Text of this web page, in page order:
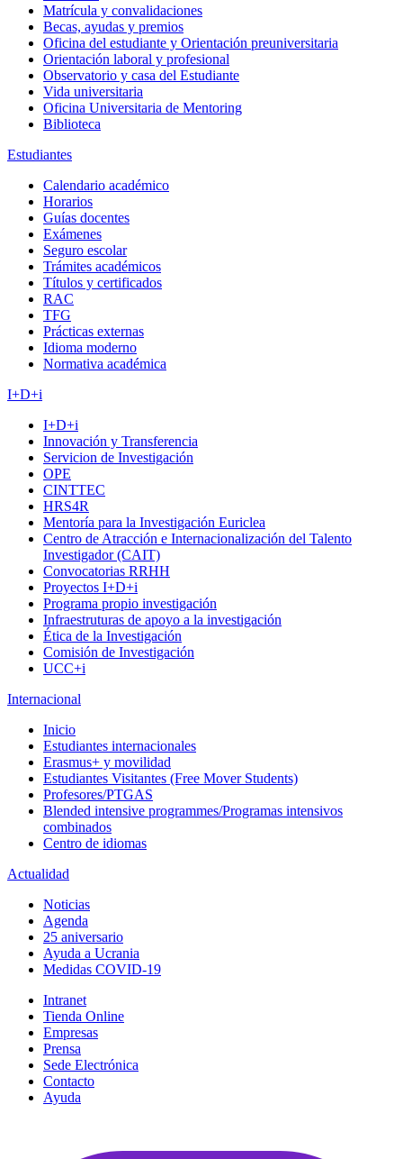
Matrícula y convalidaciones
Becas, ayudas y premios
Oficina del estudiante y Orientación preuniversitaria
Orientación laboral y profesional
Observatorio y casa del Estudiante
Vida universitaria
Oficina Universitaria de Mentoring
Biblioteca
Estudiantes
Calendario académico
Horarios
Guías docentes
Exámenes
Seguro escolar
Trámites académicos
Títulos y certificados
RAC
TFG
Prácticas externas
Idioma moderno
Normativa académica
I+D+i
I+D+i
Innovación y Transferencia
Servicion de Investigación
OPE
CINTTEC
HRS4R
Mentoría para la Investigación Euriclea
Centro de Atracción e Internacionalización del Talento
Investigador (CAIT)
Convocatorias RRHH
Proyectos I+D+i
Programa propio investigación
Infraestruturas de apoyo a la investigación
Ética de la Investigación
Comisión de Investigación
UCC+i
Internacional
Inicio
Estudiantes internacionales
Erasmus+ y movilidad
Estudiantes Visitantes (Free Mover Students)
Profesores/PTGAS
Blended intensive programmes/Programas intensivos
combinados
Centro de idiomas
Actualidad
Noticias
Agenda
25 aniversario
Ayuda a Ucrania
Medidas COVID-19
Intranet
Tienda Online
Empresas
Prensa
Sede Electrónica
Contacto
Ayuda